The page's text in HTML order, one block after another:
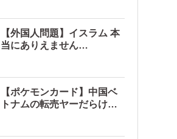
【外国人問題】イスラム 本
当にありえません…
【ポケモンカード】中国ベ
トナムの転売ヤーだらけ…